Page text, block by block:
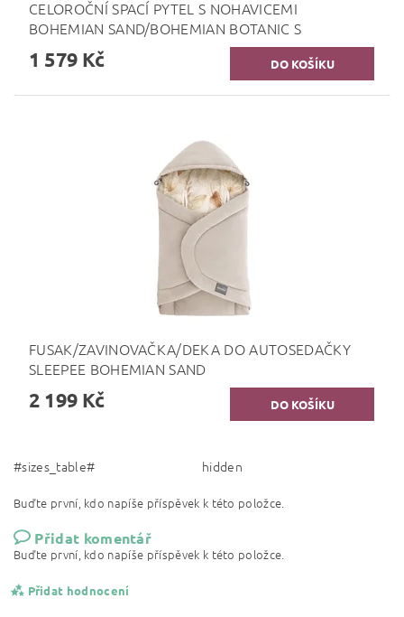
CELOROČNÍ SPACÍ PYTEL S NOHAVICEMI
BOHEMIAN SAND/BOHEMIAN BOTANIC S
1 579 Kč
FUSAK/ZAVINOVAČKA/DEKA DO AUTOSEDAČKY
SLEEPEE BOHEMIAN SAND
2 199 Kč
#sizes_table# hidden
Buďte první, kdo napíše příspěvek k této položce.
Přidat komentář
Buďte první, kdo napíše příspěvek k této položce.
Přidat hodnocení